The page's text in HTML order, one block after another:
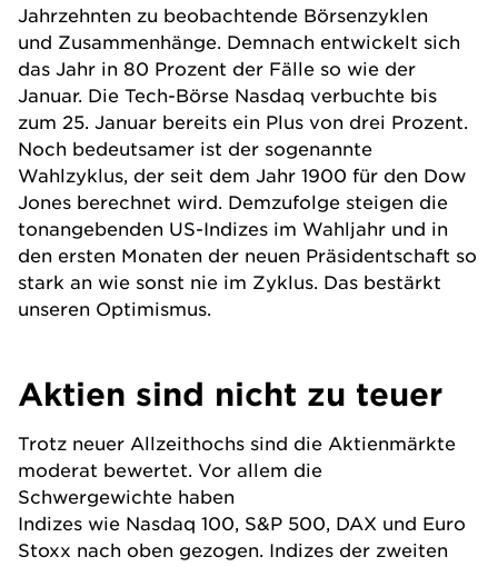
Jahrzehnten zu beobachtende Börsenzyklen
und Zusammenhänge. Demnach entwickelt sich
das Jahr in 80 Prozent der Fälle so wie der
Januar. Die Tech-Börse Nasdaq verbuchte bis
zum 25. Januar bereits ein Plus von drei Prozent.
Noch bedeutsamer ist der sogenannte
Wahlzyklus, der seit dem Jahr 1900 für den Dow
Jones berechnet wird. Demzufolge steigen die
tonangebenden US-Indizes im Wahljahr und in
den ersten Monaten der neuen Präsidentschaft so
stark an wie sonst nie im Zyklus. Das bestärkt
unseren Optimismus.
Aktien sind nicht zu teuer
Trotz neuer Allzeithochs sind die Aktienmärkte
moderat bewertet. Vor allem die
Schwergewichte haben
Indizes wie Nasdaq 100, S&P 500, DAX und Euro
Stoxx nach oben gezogen. Indizes der zweiten